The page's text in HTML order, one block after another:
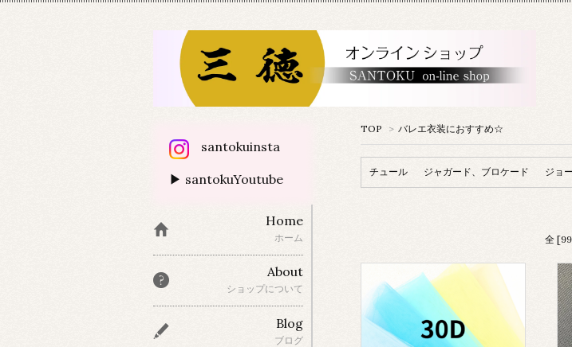
TOP > バレエ衣装におすすめ☆
チュール ジャガード、ブロケード ジョ
全
santokuinsta
▶ santokuYoutube
Home
ホーム
About
ショップについて
Blog
ブログ